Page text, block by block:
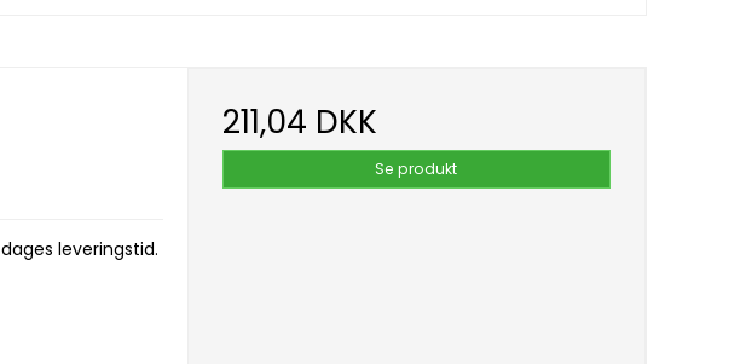
leveringstid.
211,04 DKK
Se produkt